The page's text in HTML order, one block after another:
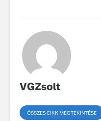
VGZsolt
ÖSSZES CIKK MEGTEKINTÉSE